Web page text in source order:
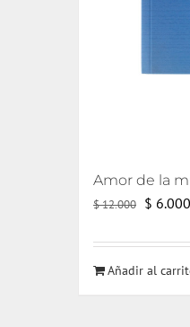
Amor de la
$12.000 El
original
era:
$ 6.000
Añadir al